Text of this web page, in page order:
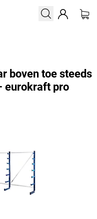
boven toe steeds
eurokraft pro